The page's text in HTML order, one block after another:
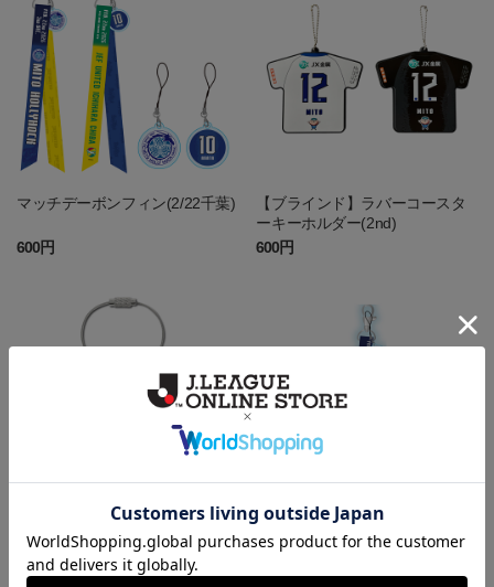
マッチデーボンフィン(2/22千葉)
600円
【ブラインド】ラバーコースタ
ーキーホルダー(2nd)
600円
マッチデーワイヤーリングキー
ホルダー(2/14町田)
600円
マッチデーボンフィン(2/14町田)